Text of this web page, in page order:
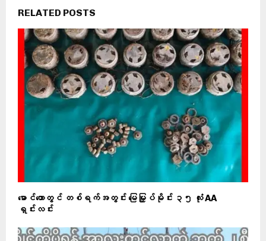
RELATED POSTS
မောင်တောတွင် တစ်ရက်အတွင်း မြေမြှုပ်မိုင်း ၃၅ လုံး AA
ရှင်းလင်း